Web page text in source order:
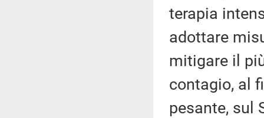
terapia
adottare
mitigare il
contagio, al
pesante, sul